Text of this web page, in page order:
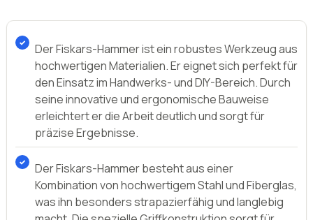
Der Fiskars-Hammer ist ein robustes Werkzeug aus
hochwertigen Materialien. Er eignet sich perfekt für
den Einsatz im Handwerks- und DIY-Bereich. Durch
seine innovative und ergonomische Bauweise
erleichtert er die Arbeit deutlich und sorgt für
präzise Ergebnisse.
Der Fiskars-Hammer besteht aus einer
Kombination von hochwertigem Stahl und Fiberglas,
was ihn besonders strapazierfähig und langlebig